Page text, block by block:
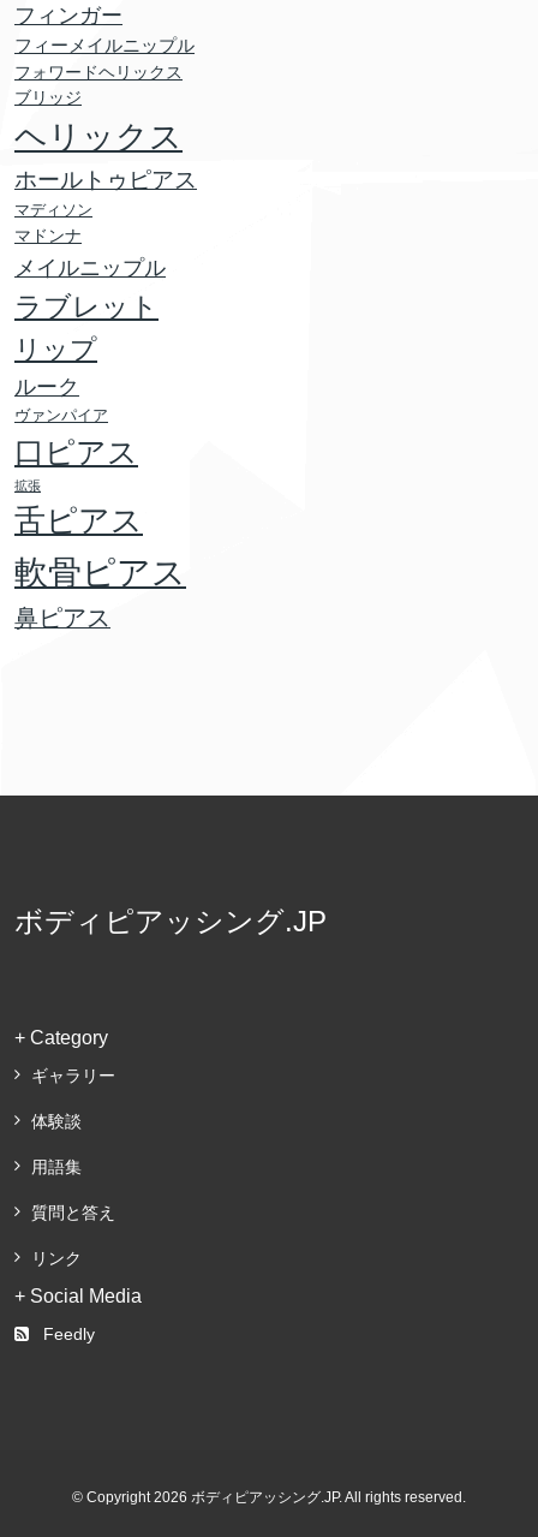
フィンガー
フィーメイルニップル
フォワードヘリックス
ブリッジ
ヘリックス
ホールトゥピアス
マディソン
マドンナ
メイルニップル
ラブレット
リップ
ルーク
ヴァンパイア
口ピアス
拡張
舌ピアス
軟骨ピアス
鼻ピアス
ボディピアッシング.JP
+ Category
ギャラリー
体験談
用語集
質問と答え
リンク
+ Social Media
Feedly
© Copyright 2026 ボディピアッシング.JP. All rights reserved.